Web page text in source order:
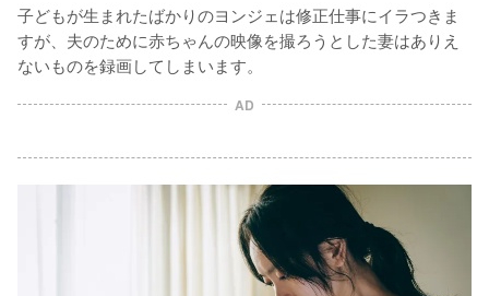
子どもが生まれたばかりのヨンジェは修正仕事にイラつきま
すが、夫のために赤ちゃんの映像を撮ろうとした妻はありえ
ないものを録画してしまいます。
AD